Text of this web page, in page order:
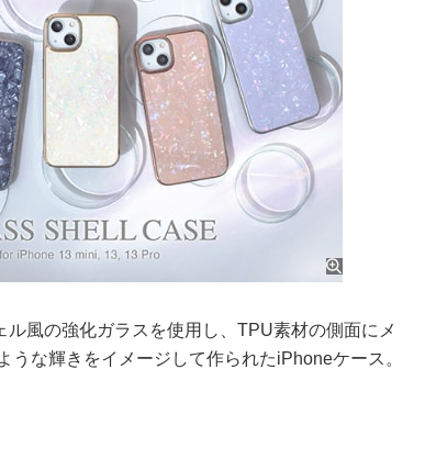
風の強化ガラスを使用し、TPU素材の側面にメ
うな輝きをイメージして作られたiPhoneケース。